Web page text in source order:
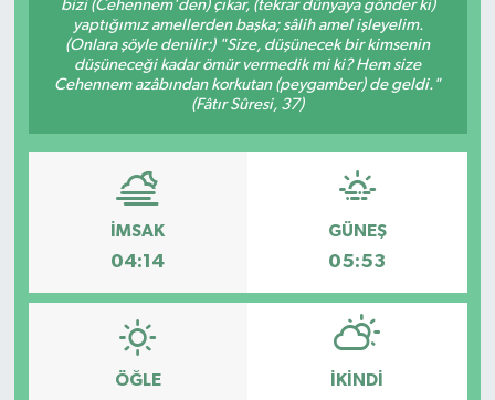
bizi (Cehennem'den) çıkar, (tekrar dünyaya gönder ki)
yaptığımız amellerden başka; sâlih amel işleyelim.
(Onlara şöyle denilir:) "Size, düşünecek bir kimsenin
düşüneceği kadar ömür vermedik mi ki? Hem size
Cehennem azâbından korkutan (peygamber) de geldi."
(Fâtır Sûresi, 37)
İMSAK
04:14
GÜNEŞ
05:53
ÖĞLE İKINDI